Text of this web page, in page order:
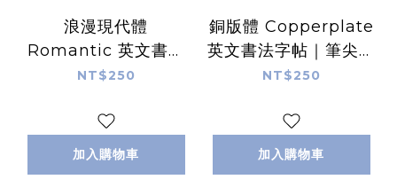
浪漫現代體
Romantic 英文書法
字帖｜筆尖溫度
NT$250
加入購物車
銅版體 Copperplate
英文書法字帖｜筆尖溫
度
NT$250
加入購物車